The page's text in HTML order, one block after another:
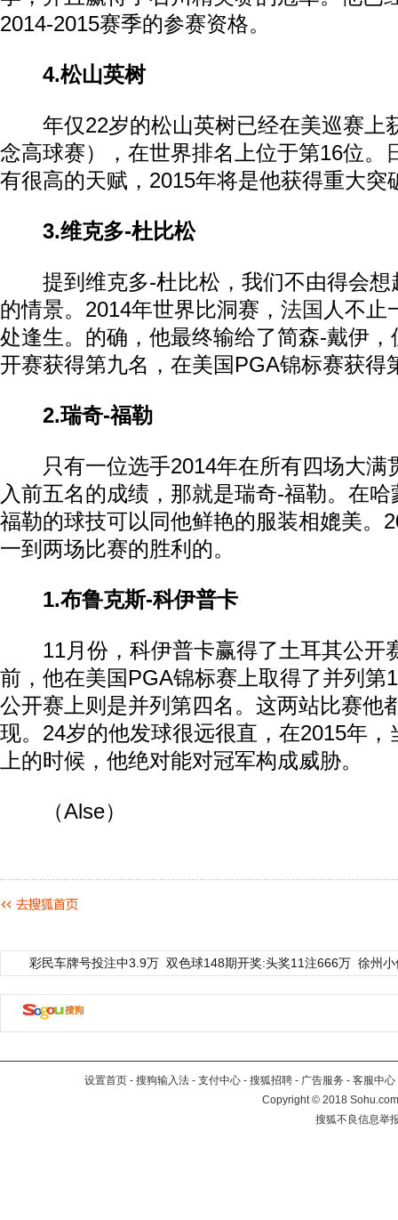
2014-2015赛季的参赛资格。
4.松山英树
年仅22岁的松山英树已经在美巡赛上
念高球赛），在世界排名上位于第16位。
有很高的天赋，2015年将是他获得重大突
3.维克多-杜比松
提到维克多-杜比松，我们不由得会想
的情景。2014年世界比洞赛， 法国 人不止
处逢生。的确，他最终输给了简森-戴伊
开赛获得第九名，在美国PGA锦标赛获得
2.瑞奇-福勒
只有一位选手2014年在所有四场大满
入前五名的成绩，那就是瑞奇-福勒。在
福勒的球技可以同他鲜艳的服装相媲美。
一到两场比赛的胜利的。
1.布鲁克斯-科伊普卡
11月份，科伊普卡赢得了土耳其公开
前，他在美国PGA锦标赛上取得了并列第
公开赛上则是并列第四名。这两站比赛他
现。24岁的他发球很远很直，在2015年，
上的时候，他绝对能对冠军构成威胁。
（Alse）
彩民车牌号投注中3.9万 双色球148期开奖:头奖11注666万 徐州
设置首页 - 搜狗输入法 - 支付中心 - 搜狐招聘 - 广告服务 - 客服中心
Copyright©2018
搜狐不良信息举